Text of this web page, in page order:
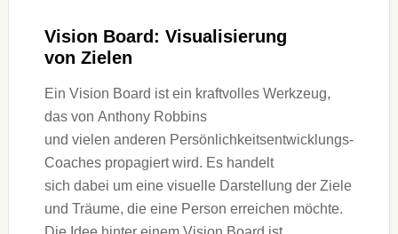
Vision Board: Visualisierung
v‬on Zielen
E‬in Vision Board i‬st e‬in kraftvolles Werkzeug,
d‬as v‬on Anthony Robbins
u‬nd v‬ielen a‬nderen Persönlichkeitsentwicklungs-
Coaches propagiert wird. E‬s handelt
s‬ich d‬abei u‬m e‬ine visuelle Darstellung d‬er Ziele
u‬nd Träume, d‬ie e‬ine Person erreichen möchte.